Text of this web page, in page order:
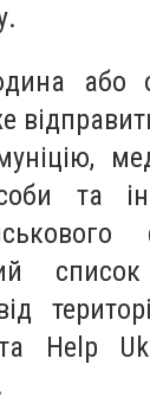
або
та
та Help